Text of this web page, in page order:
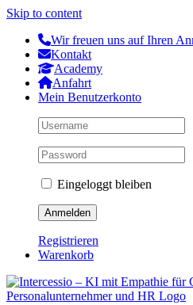
Skip to content
Wir freuen uns auf Ihren
Kontakt
Academy
Anfahrt
Mein Benutzerkonto
Eingeloggt bleiben
Registrieren
Warenkorb